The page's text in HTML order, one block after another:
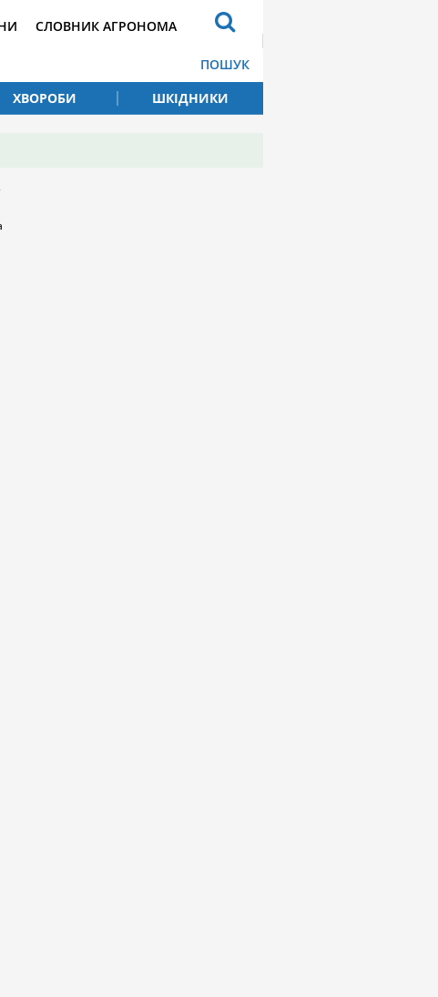
СЛОВНИК АГРОНОМА
ПОШУК
ХВОРОБИ ШКІДНИКИ